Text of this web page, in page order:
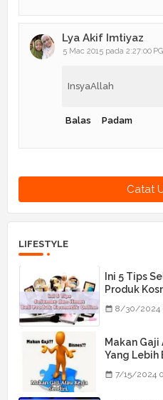
Lya Akif Imtiyaz
5 Mac 2015 pada 2:27:00
InsyaAllah
Balas Padam
Catat
LIFESTYLE
Ini 5 Tips
Produk
8/30/2024
Makan Gaji
Yang Lebih
7/15/2024